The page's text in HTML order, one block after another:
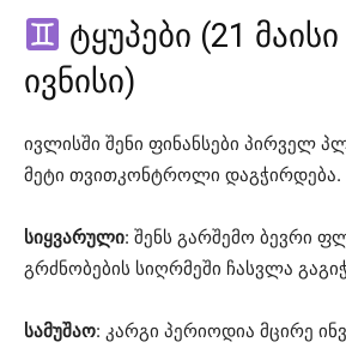
ტყუპები (21
ივნისი)
ივლისში შენი ფინანსები პირველ
მეტი თვითკონტროლი დაგჭირდება.
სიყვარული: შენს გარშემო ბევრი
გრძნობების სიღრმეში ჩასვლა
სამუშაო: კარგი პერიოდია მცირე